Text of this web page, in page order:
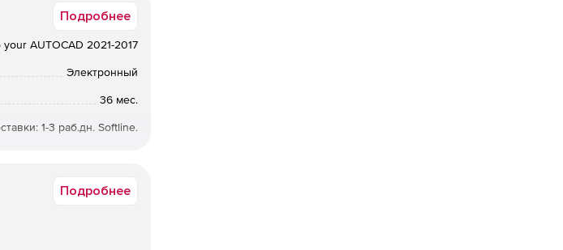
упрощают работу и
среды.
Подробнее
AUTOCAD 2021-2017
Электронный
36 мес.
1-3 раб.дн. Softline.
Подробнее